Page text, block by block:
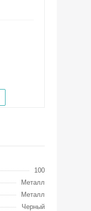
100
Металл
Металл
Черный